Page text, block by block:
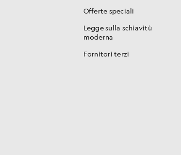
Offerte speciali
Legge sulla schiavitù
moderna
Fornitori terzi